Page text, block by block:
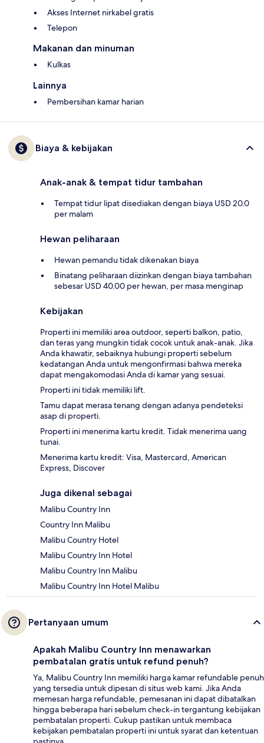
Akses Internet nirkabel gratis
Telepon
Makanan dan minuman
Kulkas
Lainnya
Pembersihan kamar harian
Biaya & kebijakan
Anak-anak & tempat tidur tambahan
Tempat tidur lipat disediakan dengan biaya USD 20.0
per malam
Hewan peliharaan
Hewan pemandu tidak dikenakan biaya
Binatang peliharaan diizinkan dengan biaya tambahan
sebesar USD 40.00 per hewan, per masa menginap
Kebijakan
Properti ini memiliki area outdoor, seperti balkon, patio,
dan teras yang mungkin tidak cocok untuk anak-anak. Jika
Anda khawatir, sebaiknya hubungi properti sebelum
kedatangan Anda untuk mengonfirmasi bahwa mereka
dapat mengakomodasi Anda di kamar yang sesuai.
Properti ini tidak memiliki lift.
Tamu dapat merasa tenang dengan adanya pendeteksi
asap di properti.
Properti ini menerima kartu kredit. Tidak menerima uang
tunai.
Menerima kartu kredit: Visa, Mastercard, American
Express, Discover
Juga dikenal sebagai
Malibu Country Inn
Country Inn Malibu
Malibu Country Hotel
Malibu Country Inn Hotel
Malibu Country Inn Malibu
Malibu Country Inn Hotel Malibu
Pertanyaan umum
Apakah Malibu Country Inn menawarkan
pembatalan gratis untuk refund penuh?
Ya, Malibu Country Inn memiliki harga kamar refundable penuh
yang tersedia untuk dipesan di situs web kami. Jika Anda
memesan harga refundable, pemesanan ini dapat dibatalkan
hingga beberapa hari sebelum check-in tergantung kebijakan
pembatalan properti. Cukup pastikan untuk membaca
kebijakan pembatalan properti ini untuk syarat dan ketentuan